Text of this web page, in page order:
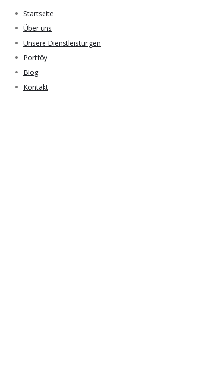
Startseite
Über uns
Unsere Dienstleistungen
Portföy
Blog
Kontakt